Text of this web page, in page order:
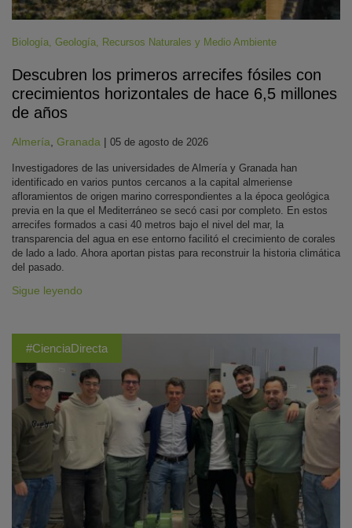
Biología, Geología, Recursos Naturales y Medio Ambiente
Descubren los primeros arrecifes fósiles con
crecimientos horizontales de hace 6,5 millones
de años
Almería Granada | 05 de agosto de 2026
Investigadores de las universidades de Almería y Granada han
identificado en varios puntos cercanos a la capital almeriense
afloramientos de origen marino correspondientes a la época geológica
previa en la que el Mediterráneo se secó casi por completo. En estos
arrecifes formados a casi 40 metros bajo el nivel del mar, la
transparencia del agua en ese entorno facilitó el crecimiento de corales
de lado a lado. Ahora aportan pistas para reconstruir la historia climática
del pasado.
Sigue leyendo
#CienciaDirecta